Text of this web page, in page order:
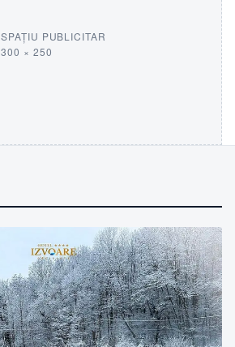
SPAȚIU PUBLICITAR
300 × 250